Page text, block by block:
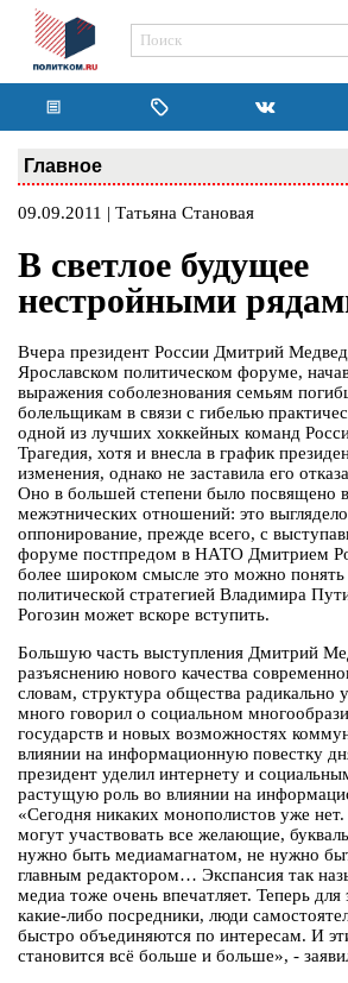
Главное
09.09.2011 | Татьяна Становая
В светлое будущее
нестройными
Вчера президент России Дмитрий
Ярославском политическом форуме,
выражения соболезнования семьям
болельщикам в связи с гибелью
одной из лучших хоккейных команд
Трагедия, хотя и внесла в график
изменения, однако не заставила его
Оно в большей степени было посвящено
межэтнических отношений: это
оппонирование, прежде всего, с
форуме постпредом в НАТО Дмитрием
более широком смысле это можно понять
политической стратегией Владимира
Рогозин может вскоре вступить.
Большую часть выступления Дмитрий
разъяснению нового качества
словам, структура общества радикально
много говорил о социальном
государств и новых возможностях
влиянии на информационную повестку
президент уделил интернету и
растущую роль во влиянии на
«Сегодня никаких монополистов уже
могут участвовать все желающие,
нужно быть медиамагнатом, не нужно
главным редактором… Экспансия так
медиа тоже очень впечатляет. Теперь
какие-либо посредники, люди
быстро объединяются по интересам. И
становится всё больше и больше», -